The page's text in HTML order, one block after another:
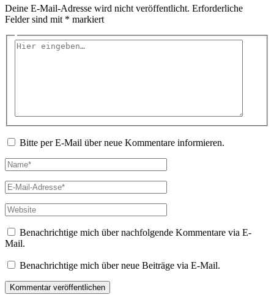
Deine E-Mail-Adresse wird nicht veröffentlicht. Erforderliche
Felder sind mit * markiert
Hier
Bitte per E-Mail über neue Kommentare informieren.
Name*
E-
Mail-
Adresse*
Website
Benachrichtige mich über nachfolgende Kommentare via E-
Mail.
Benachrichtige mich über neue Beiträge via E-Mail.